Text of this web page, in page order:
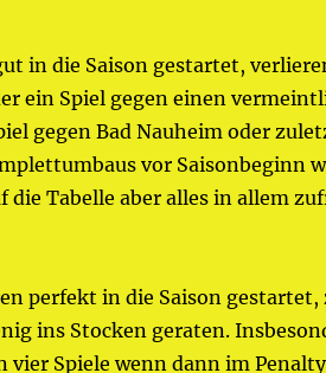
in die Saison gestartet,
ein Spiel gegen einen
gegen Bad Nauheim oder
vor Saisonbeginn
die Tabelle aber alles in allem
perfekt in die Saison
ins Stocken geraten.
vier Spiele wenn dann im